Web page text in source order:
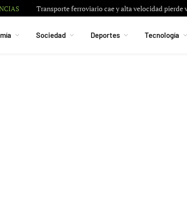
Transporte ferroviario cae y alta velocidad pierde
Sociedad Deportes Tecnología